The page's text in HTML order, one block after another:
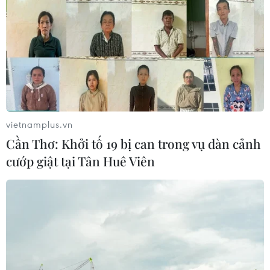
(TTXVN/Vietnam+)
#Thị trường hàng hóa #Giá dầu
vietnamplus.vn
Cần Thơ: Khởi tố 19 bị can trong vụ dàn cảnh
cướp giật tại Tân Huê Viên